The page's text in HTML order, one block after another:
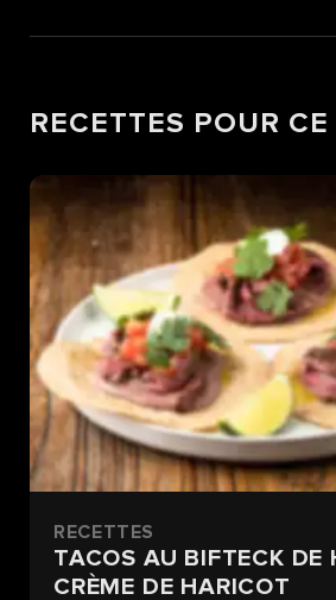
RECETTES POUR
RECETTES
TACOS AU BIFTECK DE
CRÈME DE HARICOT